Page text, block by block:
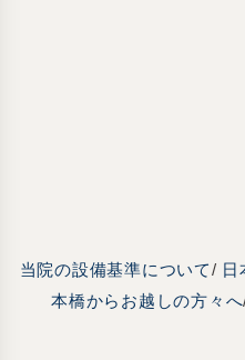
当院の設備基準について/ 日
本橋からお越しの方々へ